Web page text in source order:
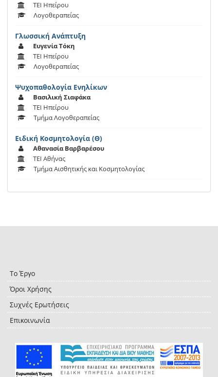
ΤΕΙ Ηπείρου
Λογοθεραπείας
Γλωσσική Ανάπτυξη
Ευγενία Τόκη
ΤΕΙ Ηπείρου
Λογοθεραπείας
Ψυχοπαθολογία Ενηλίκων
Βασιλική Σιαφάκα
ΤΕΙ Ηπείρου
Τμήμα Λογοθεραπείας
Ειδική Κοσμητολογία (Θ)
Αθανασία Βαρβαρέσου
ΤΕΙ Αθήνας
Τμήμα Αισθητικής και Κοσμητολογίας
Το Έργο
Όροι Χρήσης
Συχνές Ερωτήσεις
Επικοινωνία